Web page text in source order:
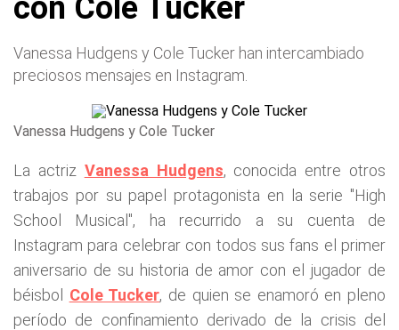
con Cole Tucker
Vanessa Hudgens y Cole Tucker han intercambiado
preciosos mensajes en Instagram.
Vanessa Hudgens y Cole Tucker
La actriz Vanessa Hudgens, conocida entre otros
trabajos por su papel protagonista en la serie "High
School Musical", ha recurrido a su cuenta de
Instagram para celebrar con todos sus fans el primer
aniversario de su historia de amor con el jugador de
béisbol Cole Tucker, de quien se enamoró en pleno
período de confinamiento derivado de la crisis del